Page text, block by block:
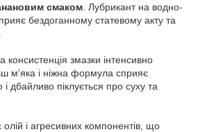
смаком . Лубрикант на водно-
бездоганному статевому акту та
консистенція змазки інтенсивно
м'яка і ніжна формула сприяє
дбайливо піклується про суху та
і агресивних компонентів, що